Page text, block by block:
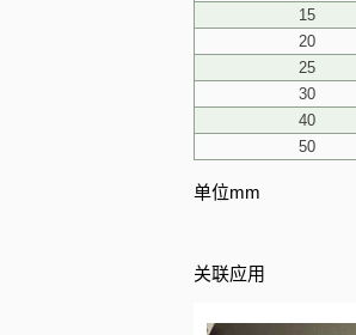
15
20
25
30
40
50
单位mm
关联应用